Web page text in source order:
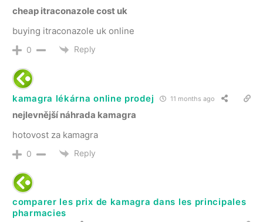
cheap itraconazole cost uk
buying itraconazole uk online
0 Reply
kamagra lékárna online prodej 11 months ago
nejlevnější náhrada kamagra
hotovost za kamagra
0 Reply
comparer les prix de kamagra dans les principales
pharmacies